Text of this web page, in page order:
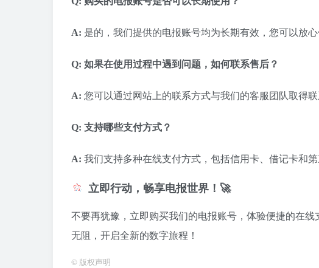
A: 是的，我们提供的电报账号均为长期有效，您可以放心
Q: 如果在使用过程中遇到问题，如何联系售后？
A: 您可以通过网站上的联系方式与我们的客服团队取得
Q: 支持哪些支付方式？
A: 我们支持多种在线支付方式，包括信用卡、借记卡和
立即行动，畅享电报世界！🚀
不要再犹豫，立即购买我们的电报账号，体验便捷的在线
无阻，开启全新的数字旅程！
© 版权声明